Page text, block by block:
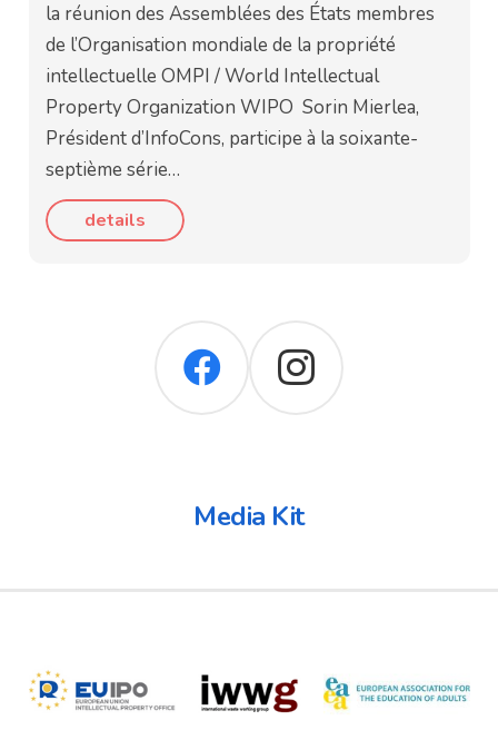
la réunion des Assemblées des États membres
de l’Organisation mondiale de la propriété
intellectuelle OMPI / World Intellectual
Property Organization WIPO Sorin Mierlea,
Président d’InfoCons, participe à la soixante-
septième série…
details
Media Kit